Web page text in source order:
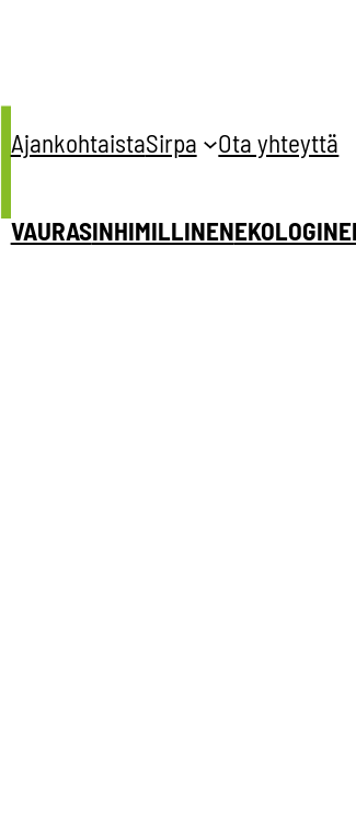
AjankohtaistaSirpa Ota yhteyttä
VAURASINHIMILLINEN